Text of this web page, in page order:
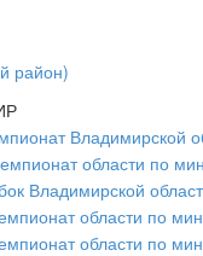
район)
Владимирской
области по
Владимирской
области по
области по